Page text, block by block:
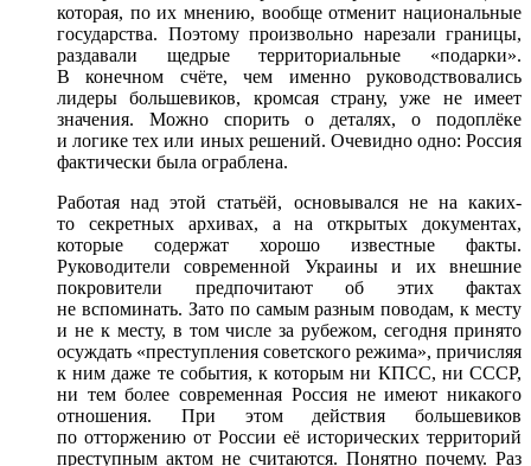
которая, по их мнению, вообще отменит национальные
государства. Поэтому произвольно нарезали границы,
раздавали щедрые территориальные «подарки».
В конечном счёте, чем именно руководствовались
лидеры большевиков, кромсая страну, уже не имеет
значения. Можно спорить о деталях, о подоплёке
и логике тех или иных решений. Очевидно одно: Россия
фактически была ограблена.
Работая над этой статьёй, основывался не на каких-
то секретных архивах, а на открытых документах,
которые содержат хорошо известные факты.
Руководители современной Украины и их внешние
покровители предпочитают об этих фактах
не вспоминать. Зато по самым разным поводам, к месту
и не к месту, в том числе за рубежом, сегодня принято
осуждать «преступления советского режима», причисляя
к ним даже те события, к которым ни КПСС, ни СССР,
ни тем более современная Россия не имеют никакого
отношения. При этом действия большевиков
по отторжению от России её исторических территорий
преступным актом не считаются. Понятно почему. Раз